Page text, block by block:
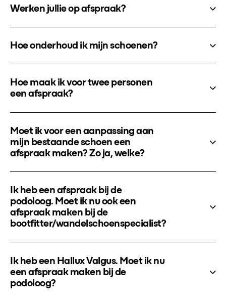
Werken jullie op afspraak?
Hoe onderhoud ik mijn schoenen?
Hoe maak ik voor twee personen
een afspraak?
Moet ik voor een aanpassing aan
mijn bestaande schoen een
afspraak maken? Zo ja, welke?
Ik heb een afspraak bij de
podoloog. Moet ik nu ook een
afspraak maken bij de
bootfitter/wandelschoenspecialist?
Ik heb een Hallux Valgus. Moet ik nu
een afspraak maken bij de
podoloog?